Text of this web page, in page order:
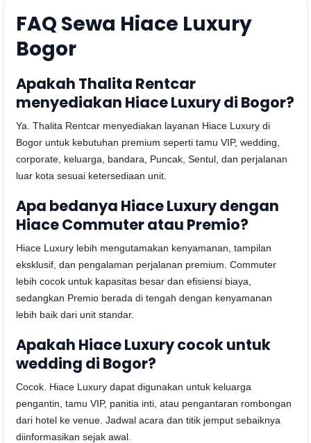
FAQ Sewa Hiace Luxury
Bogor
Apakah Thalita Rentcar
menyediakan Hiace Luxury di Bogor?
Ya. Thalita Rentcar menyediakan layanan Hiace Luxury di
Bogor untuk kebutuhan premium seperti tamu VIP, wedding,
corporate, keluarga, bandara, Puncak, Sentul, dan perjalanan
luar kota sesuai ketersediaan unit.
Apa bedanya Hiace Luxury dengan
Hiace Commuter atau Premio?
Hiace Luxury lebih mengutamakan kenyamanan, tampilan
eksklusif, dan pengalaman perjalanan premium. Commuter
lebih cocok untuk kapasitas besar dan efisiensi biaya,
sedangkan Premio berada di tengah dengan kenyamanan
lebih baik dari unit standar.
Apakah Hiace Luxury cocok untuk
wedding di Bogor?
Cocok. Hiace Luxury dapat digunakan untuk keluarga
pengantin, tamu VIP, panitia inti, atau pengantaran rombongan
dari hotel ke venue. Jadwal acara dan titik jemput sebaiknya
diinformasikan sejak awal.